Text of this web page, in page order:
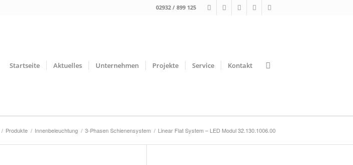
02932 / 899 125
Startseite Aktuelles Unternehmen Projekte Service Kontakt
/ Produkte / Innenbeleuchtung / 3-Phasen Schienensystem / Linear Flat System – LED Modul 32.130.1006.00